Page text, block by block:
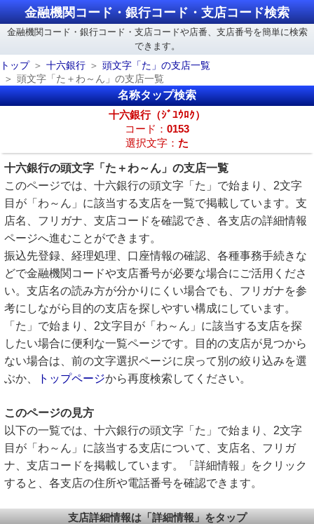
金融機関コード・銀行コード・支店コード検索
金融機関コード・銀行コード・支店コードや店番、支店番号を簡単に検索
できます。
トップ
十六銀行
頭文字「た」の支店一覧
頭文字「た＋わ～ん」の支店一覧
名称タップ検索
十六銀行（ｼﾞﾕｳﾛｸ）
コード： 0153
選択文字： た
十六銀行の頭文字「た＋わ～ん」の支店一覧
このページでは、十六銀行の頭文字「た」で始まり、2文字
目が「わ～ん」に該当する支店を一覧で掲載しています。支
店名、フリガナ、支店コードを確認でき、各支店の詳細情報
ページへ進むことができます。
振込先登録、経理処理、口座情報の確認、各種事務手続きな
どで金融機関コードや支店番号が必要な場合にご活用くださ
い。支店名の読み方が分かりにくい場合でも、フリガナを参
考にしながら目的の支店を探しやすい構成にしています。
「た」で始まり、2文字目が「わ～ん」に該当する支店を探
したい場合に便利な一覧ページです。目的の支店が見つから
ない場合は、前の文字選択ページに戻って別の絞り込みを選
ぶか、
トップページから再度検索してください。
このページの見方
以下の一覧では、十六銀行の頭文字「た」で始まり、2文字
目が「わ～ん」に該当する支店について、支店名、フリガ
ナ、支店コードを掲載しています。「詳細情報」をクリック
すると、各支店の住所や電話番号を確認できます。
支店詳細情報は「詳細情報」をタップ